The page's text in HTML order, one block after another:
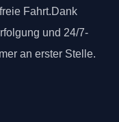
Fahrt.Dank
und 24/7-
an erster Stelle.